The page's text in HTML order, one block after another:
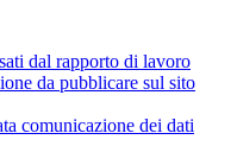
dal rapporto di lavoro
da pubblicare sul sito
comunicazione dei dati